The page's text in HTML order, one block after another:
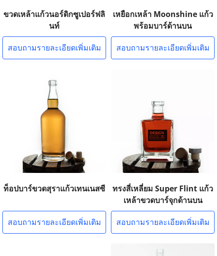
ขวดเหล้าแก้วนอร์ดิกซูเปอร์ฟลิ
นท์
สอบถามรายละเอียดเพิ่มเติม
เหยือกเหล้า Moonshine แก้ว
พร้อมบาร์ด้านบน
สอบถามรายละเอียดเพิ่มเติม
ท็อปบาร์ขวดสุราแก้วเทนเนสซี
สอบถามรายละเอียดเพิ่มเติม
ทรงสี่เหลี่ยม Super Flint แก้ว
เหล้าขวดบาร์จุกด้านบน
สอบถามรายละเอียดเพิ่มเติม